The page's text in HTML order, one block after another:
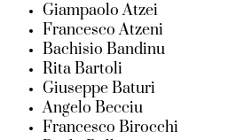
Giampaolo Atzei
Francesco Atzeni
Bachisio Bandinu
Rita Bartoli
Giuseppe Baturi
Angelo Becciu
Francesco Birocchi